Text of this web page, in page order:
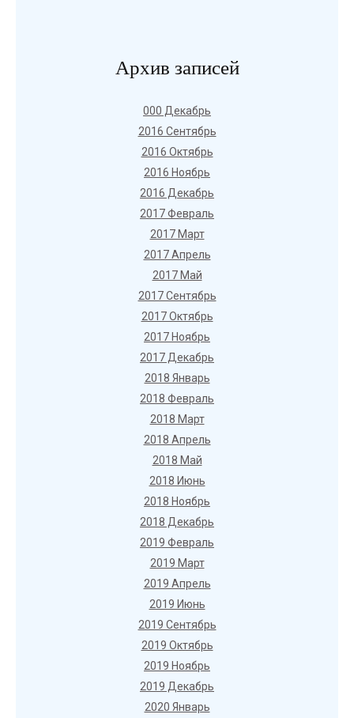
Архив записей
000 Декабрь
2016 Сентябрь
2016 Октябрь
2016 Ноябрь
2016 Декабрь
2017 Февраль
2017 Март
2017 Апрель
2017 Май
2017 Сентябрь
2017 Октябрь
2017 Ноябрь
2017 Декабрь
2018 Январь
2018 Февраль
2018 Март
2018 Апрель
2018 Май
2018 Июнь
2018 Ноябрь
2018 Декабрь
2019 Февраль
2019 Март
2019 Апрель
2019 Июнь
2019 Сентябрь
2019 Октябрь
2019 Ноябрь
2019 Декабрь
2020 Январь